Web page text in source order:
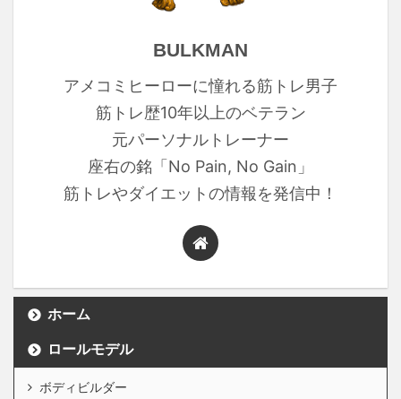
BULKMAN
アメコミヒーローに憧れる筋トレ男子
筋トレ歴10年以上のベテラン
元パーソナルトレーナー
座右の銘「No Pain, No Gain」
筋トレやダイエットの情報を発信中！
ホーム
ロールモデル
ボディビルダー